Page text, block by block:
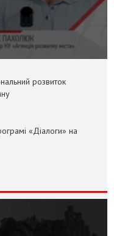
розвиток
«Діалоги» на